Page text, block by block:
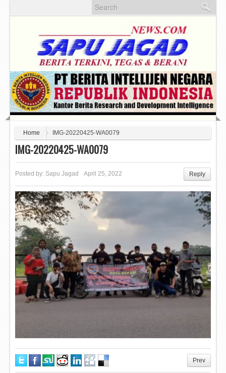
Home IMG-20220425-WA0079
IMG-20220425-WA0079
Posted by: Sapu Jagad April 25, 2022 Reply
Prev